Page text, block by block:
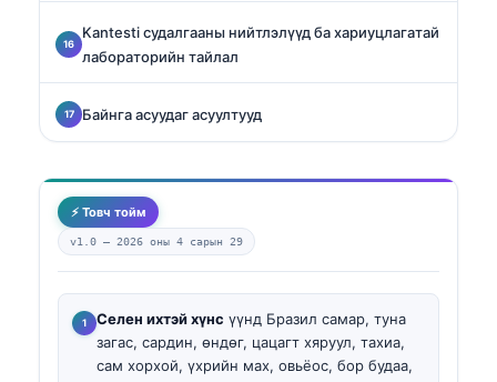
Kantesti судалгааны нийтлэлүүд ба хариуцлагатай
лабораторийн тайлал
Байнга асуудаг асуултууд
⚡ Товч тойм
v1.0 — 2026 оны 4 сарын 29
Селен ихтэй хүнс үүнд Бразил самар, туна
загас, сардин, өндөг, цацагт хяруул, тахиа,
сам хорхой, үхрийн мах, овьёос, бор будаа,